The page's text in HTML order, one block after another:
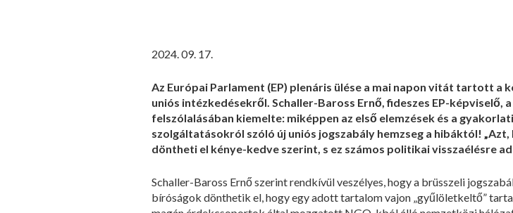
2024. 09. 17.
Az Európai Parlament (EP) plenáris ülése a mai napon vitát tartott
uniós intézkedésekről. Schaller-Baross Ernő, fideszes EP-
felszólalásában kiemelte: miképpen az első elemzések és a
szolgáltatásokról szóló új uniós jogszabály hemzseg a hibáktól!
döntheti el kénye-kedve szerint, s ez számos politikai visszaélésre
Schaller-Baross Ernő szerint rendkívül veszélyes, hogy a brüsszeli
bíróságok dönthetik el, hogy egy adott tartalom vajon „gyűlöletkeltő”